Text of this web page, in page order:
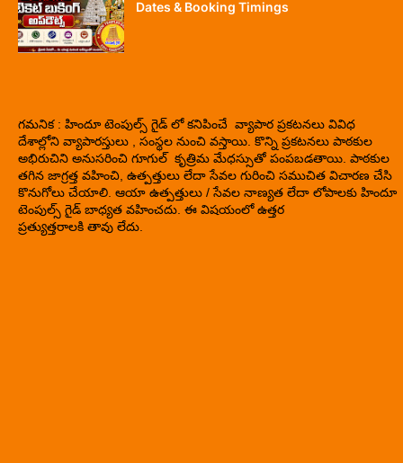
Dates & Booking Timings
గమనిక : హిందూ టెంపుల్స్ గైడ్ లో కనిపించే వ్యాపార ప్రకటనలు వివిధ
దేశాల్లోని వ్యాపారస్తులు , సంస్థల నుంచి వస్తాయి. కొన్ని ప్రకటనలు పాఠకుల
అభిరుచిని అనుసరించి గూగుల్ కృత్రిమ మేధస్సుతో పంపబడతాయి. పాఠకుల
తగిన జాగ్రత్త వహించి, ఉత్పత్తులు లేదా సేవల గురించి సముచిత విచారణ చేసి
కొనుగోలు చేయాలి. ఆయా ఉత్పత్తులు / సేవల నాణ్యత లేదా లోపాలకు హిందూ
టెంపుల్స్ గైడ్ బాధ్యత వహించదు. ఈ విషయంలో ఉత్తర
ప్రత్యుత్తరాలకి తావు లేదు.